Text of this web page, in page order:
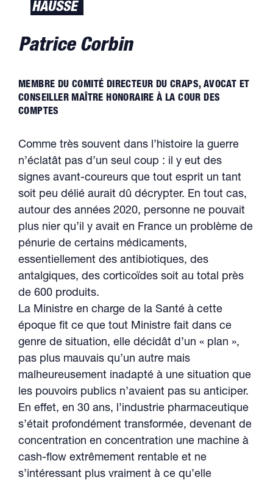
HAUSSE
Patrice Corbin
MEMBRE DU COMITÉ DIRECTEUR DU CRAPS, AVOCAT ET
CONSEILLER MAÎTRE HONORAIRE À LA COUR DES
COMPTES
Comme très souvent dans l’histoire la guerre
n’éclatât pas d’un seul coup : il y eut des
signes avant-coureurs que tout esprit un tant
soit peu délié aurait dû décrypter. En tout cas,
autour des années 2020, personne ne pouvait
plus nier qu’il y avait en France un problème de
pénurie de certains médicaments,
essentiellement des antibiotiques, des
antalgiques, des corticoïdes soit au total près
de 600 produits.
La Ministre en charge de la Santé à cette
époque fit ce que tout Ministre fait dans ce
genre de situation, elle décidât d’un « plan »,
pas plus mauvais qu’un autre mais
malheureusement inadapté à une situation que
les pouvoirs publics n’avaient pas su anticiper.
En effet, en 30 ans, l’industrie pharmaceutique
s’était profondément transformée, devenant de
concentration en concentration une machine à
cash-flow extrêmement rentable et ne
s’intéressant plus vraiment à ce qu’elle